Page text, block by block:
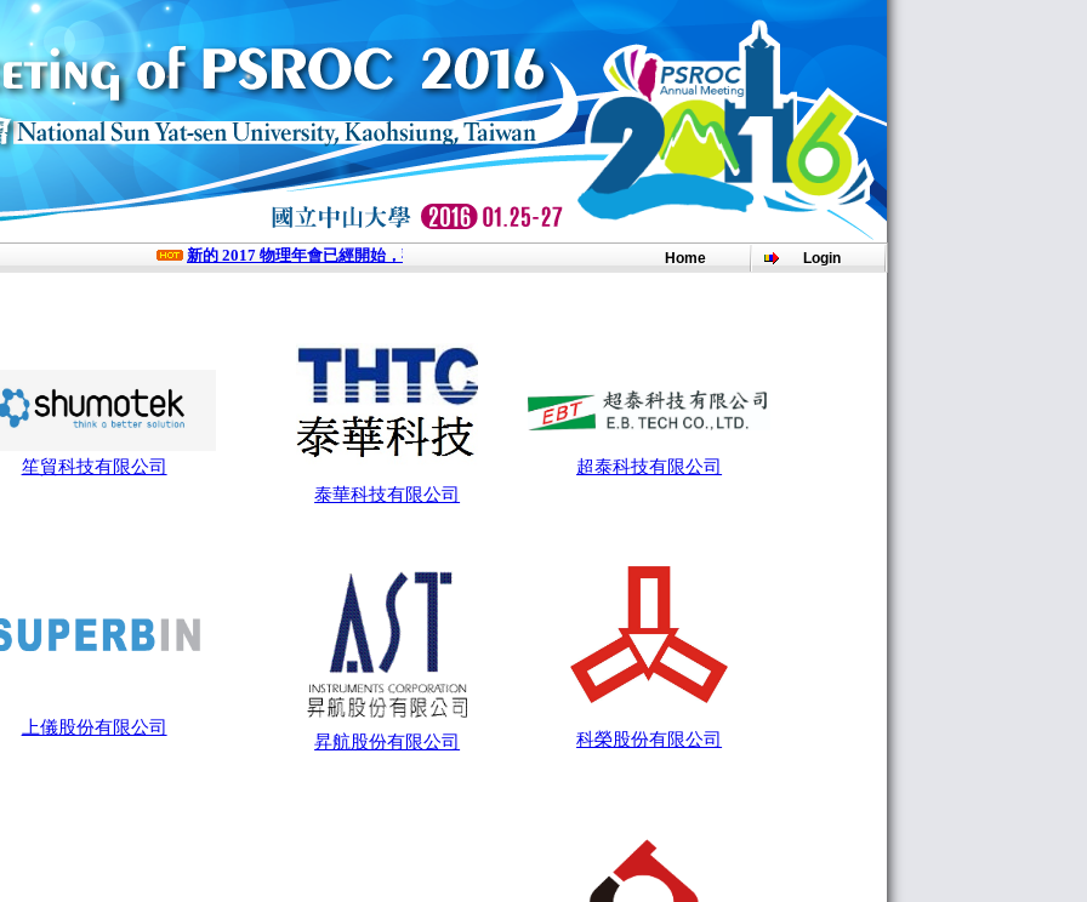
新的 2017 物理年會已經開始，歡迎點擊報名參加！ Login
Home
笙貿科技有限公司
泰華科技有限公司
超泰科技有限公司
上儀股份有限公司
昇航股份有限公司 科榮股份有限公司